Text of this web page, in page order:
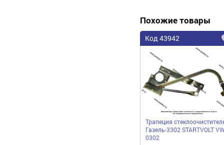
Похожие товары
Код 43942
Трапеция
Газель-3302 STARTVOLT
0302